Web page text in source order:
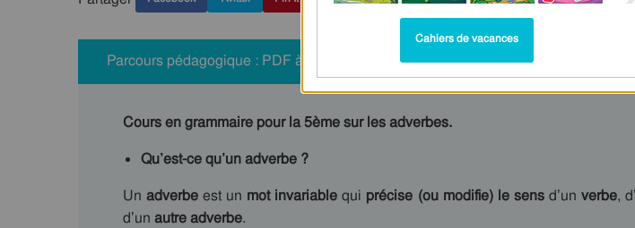
Parcours pédagogique : PDF à imprimer
Cours en grammaire pour la 5ème sur les adverbes.
Qu’est-ce qu’un adverbe ?
Unadverbe est un mot invariable qui précise (ou modifie) le sensd’un verbe,
d’un autre adverbe.
Cahiers de vacances